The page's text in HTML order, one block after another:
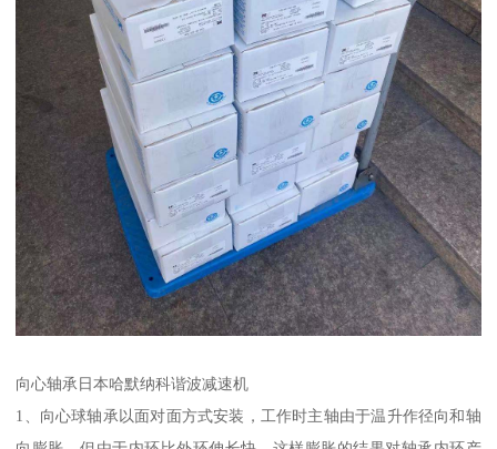
向心轴承日本哈默纳科谐波减速机
1、向心球轴承以面对面方式安装，工作时主轴由于温升作径向和轴